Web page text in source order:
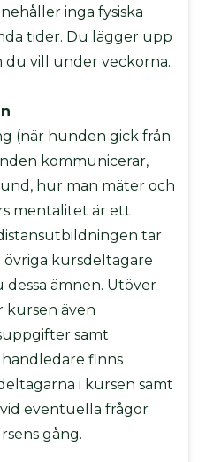
inga fysiska
tider. Du lägger upp
du vill under veckorna.
(när hunden gick från
kommunicerar,
hur man mäter och
mentalitet är ett
tar
övriga kursdeltagare
dessa ämnen. Utöver
kursen även
samt
finns
i kursen samt
eventuella frågor
gång.